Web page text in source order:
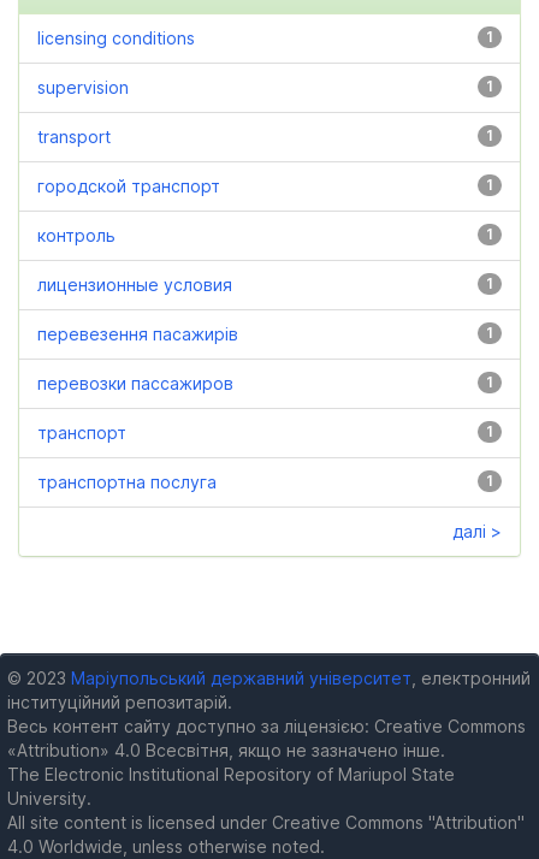
1
licensing conditions
1
supervision
1
transport
1
городской транспорт
1
контроль
1
лицензионные условия
1
перевезення пасажирів
1
перевозки пассажиров
1
транспорт
1
транспортна послуга
далі >
© 2023 Маріупольський державний університет , електронний
інституційний репозитарій.
Весь контент сайту доступно за ліцензією: Creative Commons
«Attribution» 4.0 Всесвітня, якщо не зазначено інше.
The Electronic Institutional Repository of Mariupol State
University.
All site content is licensed under Creative Commons "Attribution"
4.0 Worldwide, unless otherwise noted.